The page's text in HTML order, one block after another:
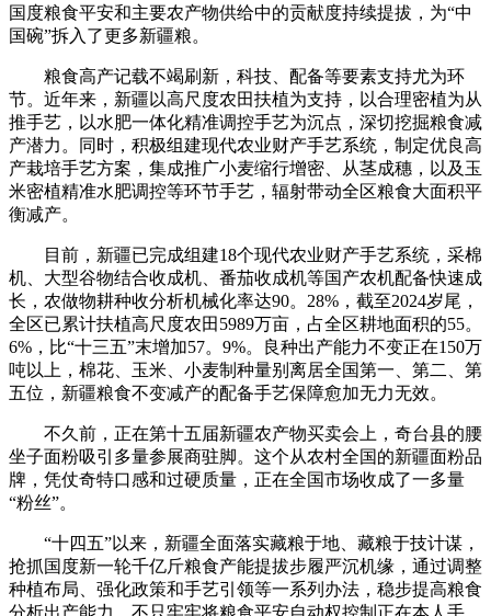
国度粮食平安和主要农产物供给中的贡献度持续提拔，为“中
国碗”拆入了更多新疆粮。
粮食高产记载不竭刷新，科技、配备等要素支持尤为环
节。近年来，新疆以高尺度农田扶植为支持，以合理密植为从
推手艺，以水肥一体化精准调控手艺为沉点，深切挖掘粮食减
产潜力。同时，积极组建现代农业财产手艺系统，制定优良高
产栽培手艺方案，集成推广小麦缩行增密、从茎成穗，以及玉
米密植精准水肥调控等环节手艺，辐射带动全区粮食大面积平
衡减产。
目前，新疆已完成组建18个现代农业财产手艺系统，采棉
机、大型谷物结合收成机、番茄收成机等国产农机配备快速成
长，农做物耕种收分析机械化率达90。28%，截至2024岁尾，
全区已累计扶植高尺度农田5989万亩，占全区耕地面积的55。
6%，比“十三五”末增加57。9%。良种出产能力不变正在150万
吨以上，棉花、玉米、小麦制种量别离居全国第一、第二、第
五位，新疆粮食不变减产的配备手艺保障愈加无力无效。
不久前，正在第十五届新疆农产物买卖会上，奇台县的腰
坐子面粉吸引多量参展商驻脚。这个从农村全国的新疆面粉品
牌，凭仗奇特口感和过硬质量，正在全国市场收成了一多量
“粉丝”。
“十四五”以来，新疆全面落实藏粮于地、藏粮于技计谋，
抢抓国度新一轮千亿斤粮食产能提拔步履严沉机缘，通过调整
种植布局、强化政策和手艺引领等一系列办法，稳步提高粮食
分析出产能力，不只牢牢将粮食平安自动权控制正在本人手